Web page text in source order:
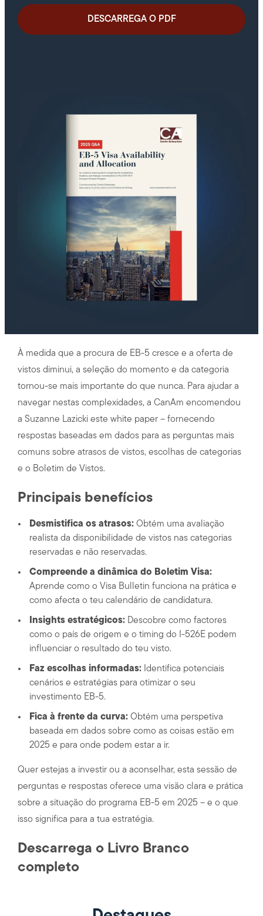
À medida que a procura de EB-5 cresce e a oferta de
vistos diminui, a seleção do momento e da categoria
tornou-se mais importante do que nunca. Para ajudar a
navegar nestas complexidades, a CanAm encomendou
a Suzanne Lazicki este white paper – fornecendo
respostas baseadas em dados para as perguntas mais
comuns sobre atrasos de vistos, escolhas de categorias
e o Boletim de Vistos.
Principais benefícios
Desmistifica os atrasos:Obtém uma avaliação
realista da disponibilidade de vistos nas categorias
reservadas e não reservadas.
Compreende a dinâmica do Boletim Visa:
Aprende como o Visa Bulletin funciona na prática e
como afecta o teu calendário de candidatura.
Insights estratégicos:Descobre como factores
como o país de origem e o timing do I-526E podem
influenciar o resultado do teu visto.
Faz escolhas informadas:Identifica potenciais
cenários e estratégias para otimizar o seu
investimento EB-5.
Fica à frente da curva:Obtém uma perspetiva
baseada em dados sobre como as coisas estão em
2025 e para onde podem estar a ir.
Quer estejas a investir ou a aconselhar, esta sessão de
perguntas e respostas oferece uma visão clara e prática
sobre a situação do programa EB-5 em 2025 – e o que
isso significa para a tua estratégia.
Descarrega o Livro Branco
completo